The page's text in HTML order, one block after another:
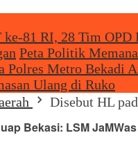
81 RI, 28 Tim
Peta Politik
Polres Metro Bekadi
Ulang di Ruko
Disebut HL
Bekasi: LSM